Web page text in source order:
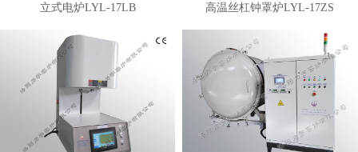
立式电炉LYL-17LB 高温丝杠钟罩炉LYL-17ZS